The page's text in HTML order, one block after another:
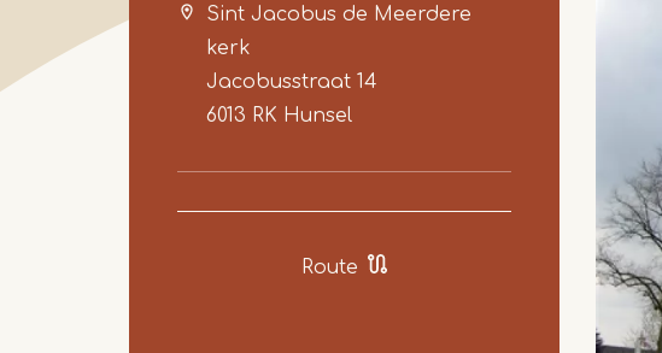
Sint Jacobus de Meerdere
kerk
Jacobusstraat 14
6013 RK Hunsel
Route